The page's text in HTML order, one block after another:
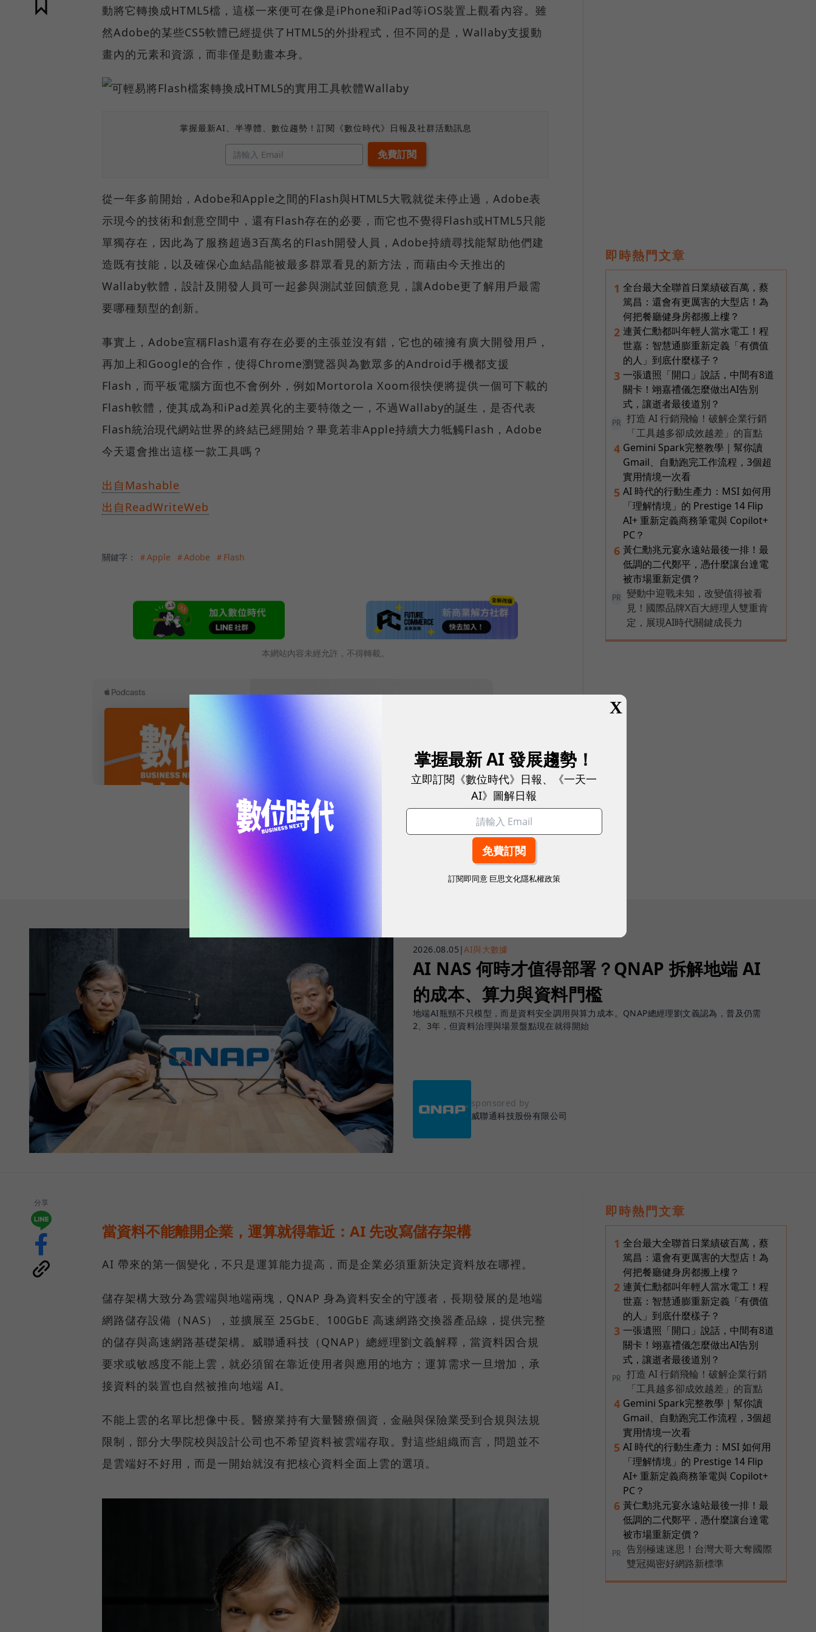
動將它轉換成HTML5檔，這樣一來便可在像是iPhone和iPad等iOS裝置上觀看內容。雖
然Adobe的某些CS5軟體已經提供了HTML5的外掛程式，但不同的是，Wallaby支援動
畫內的元素和資源，而非僅是動畫本身。
掌握最新AI、半導體、數位趨勢！訂閱《數位時代》日報及社群活動訊息
從一年多前開始，Adobe和Apple之間的Flash與HTML5大戰就從未停止過，Adobe表
示現今的技術和創意空間中，還有Flash存在的必要，而它也不覺得Flash或HTML5只能
單獨存在，因此為了服務超過3百萬名的Flash開發人員，Adobe持續尋找能幫助他們建
造既有技能，以及確保心血結晶能被最多群眾看見的新方法，而藉由今天推出的
Wallaby軟體，設計及開發人員可一起參與測試並回饋意見，讓Adobe更了解用戶最需
要哪種類型的創新。
事實上，Adobe宣稱Flash還有存在必要的主張並沒有錯，它也的確擁有廣大開發用戶，
再加上和Google的合作，使得Chrome瀏覽器與為數眾多的Android手機都支援
Flash，而平板電腦方面也不會例外，例如Mortorola Xoom很快便將提供一個可下載的
Flash軟體，使其成為和iPad差異化的主要特徵之一，不過Wallaby的誕生，是否代表
Flash統治現代網站世界的終結已經開始？畢竟若非Apple持續大力牴觸Flash，Adobe
今天還會推出這樣一款工具嗎？
出自Mashable
出自ReadWriteWeb
關鍵字： ＃Apple ＃Adobe ＃Flash
本網站內容未經允許，不得轉載。
往下滑看下一篇文章
即時熱門文章
1 全台最大全聯首日業績破百萬，蔡
篤昌：還會有更厲害的大型店！為
何把餐廳健身房都搬上樓？
2 連黃仁勳都叫年輕人當水電工！程
世嘉：智慧通膨重新定義「有價值
的人」到底什麼樣子？
3 一張遺照「開口」說話，中間有8道
關卡！翊嘉禮儀怎麼做出AI告別
式，讓逝者最後道別？
PR
打造 AI 行銷飛輪！破解企業行銷
「工具越多卻成效越差」的盲點
4 Gemini Spark完整教學｜幫你讀
Gmail、自動跑完工作流程，3個超
實用情境一次看
5 AI 時代的行動生產力：MSI 如何用
「理解情境」的 Prestige 14 Flip
AI+ 重新定義商務筆電與 Copilot+
PC？
6 黃仁勳兆元宴永遠站最後一排！最
低調的二代鄭平，憑什麼讓台達電
被市場重新定價？
PR
變動中迎戰未知，改變值得被看
見！國際品牌X百大經理人雙重肯
定，展現AI時代關鍵成長力
2026.08.05 |AI與大數據
AI NAS 何時才值得部署？QNAP 拆解地端 AI
的成本、算力與資料門檻
地端AI瓶頸不只模型，而是資料安全調用與算力成本。QNAP總經理劉文義認為，普及仍需
2、3年，但資料治理與場景盤點現在就得開始
sponsored by
威聯通科技股份有限公司
分享
當資料不能離開企業，運算就得靠近：AI 先改寫儲存架構
AI 帶來的第一個變化，不只是運算能力提高，而是企業必須重新決定資料放在哪裡。
儲存架構大致分為雲端與地端兩塊，QNAP 身為資料安全的守護者，長期發展的是地端
網路儲存設備（NAS），並擴展至 25GbE、100GbE 高速網路交換器產品線，提供完整
的儲存與高速網路基礎架構。威聯通科技（QNAP）總經理劉文義解釋，當資料因合規
要求或敏感度不能上雲，就必須留在靠近使用者與應用的地方；運算需求一旦增加，承
接資料的裝置也自然被推向地端 AI。
不能上雲的名單比想像中長。醫療業持有大量醫療個資，金融與保險業受到合規與法規
限制，部分大學院校與設計公司也不希望資料被雲端存取。對這些組織而言，問題並不
是雲端好不好用，而是一開始就沒有把核心資料全面上雲的選項。
即時熱門文章
1 全台最大全聯首日業績破百萬，蔡
篤昌：還會有更厲害的大型店！為
何把餐廳健身房都搬上樓？
2 連黃仁勳都叫年輕人當水電工！程
世嘉：智慧通膨重新定義「有價值
的人」到底什麼樣子？
3 一張遺照「開口」說話，中間有8道
關卡！翊嘉禮儀怎麼做出AI告別
式，讓逝者最後道別？
PR
打造 AI 行銷飛輪！破解企業行銷
「工具越多卻成效越差」的盲點
4 Gemini Spark完整教學｜幫你讀
Gmail、自動跑完工作流程，3個超
實用情境一次看
5 AI 時代的行動生產力：MSI 如何用
「理解情境」的 Prestige 14 Flip
AI+ 重新定義商務筆電與 Copilot+
PC？
6 黃仁勳兆元宴永遠站最後一排！最
低調的二代鄭平，憑什麼讓台達電
被市場重新定價？
PR
告別極速迷思！台灣大哥大奪國際
雙冠揭密好網路新標準
X
掌握最新 AI 發展趨勢！
立即訂閱《數位時代》日報、《一天一
AI》圖解日報
訂閱即同意 巨思文化隱私權政策